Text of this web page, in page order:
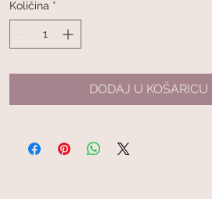
Količina *
DODAJ U KOŠARICU